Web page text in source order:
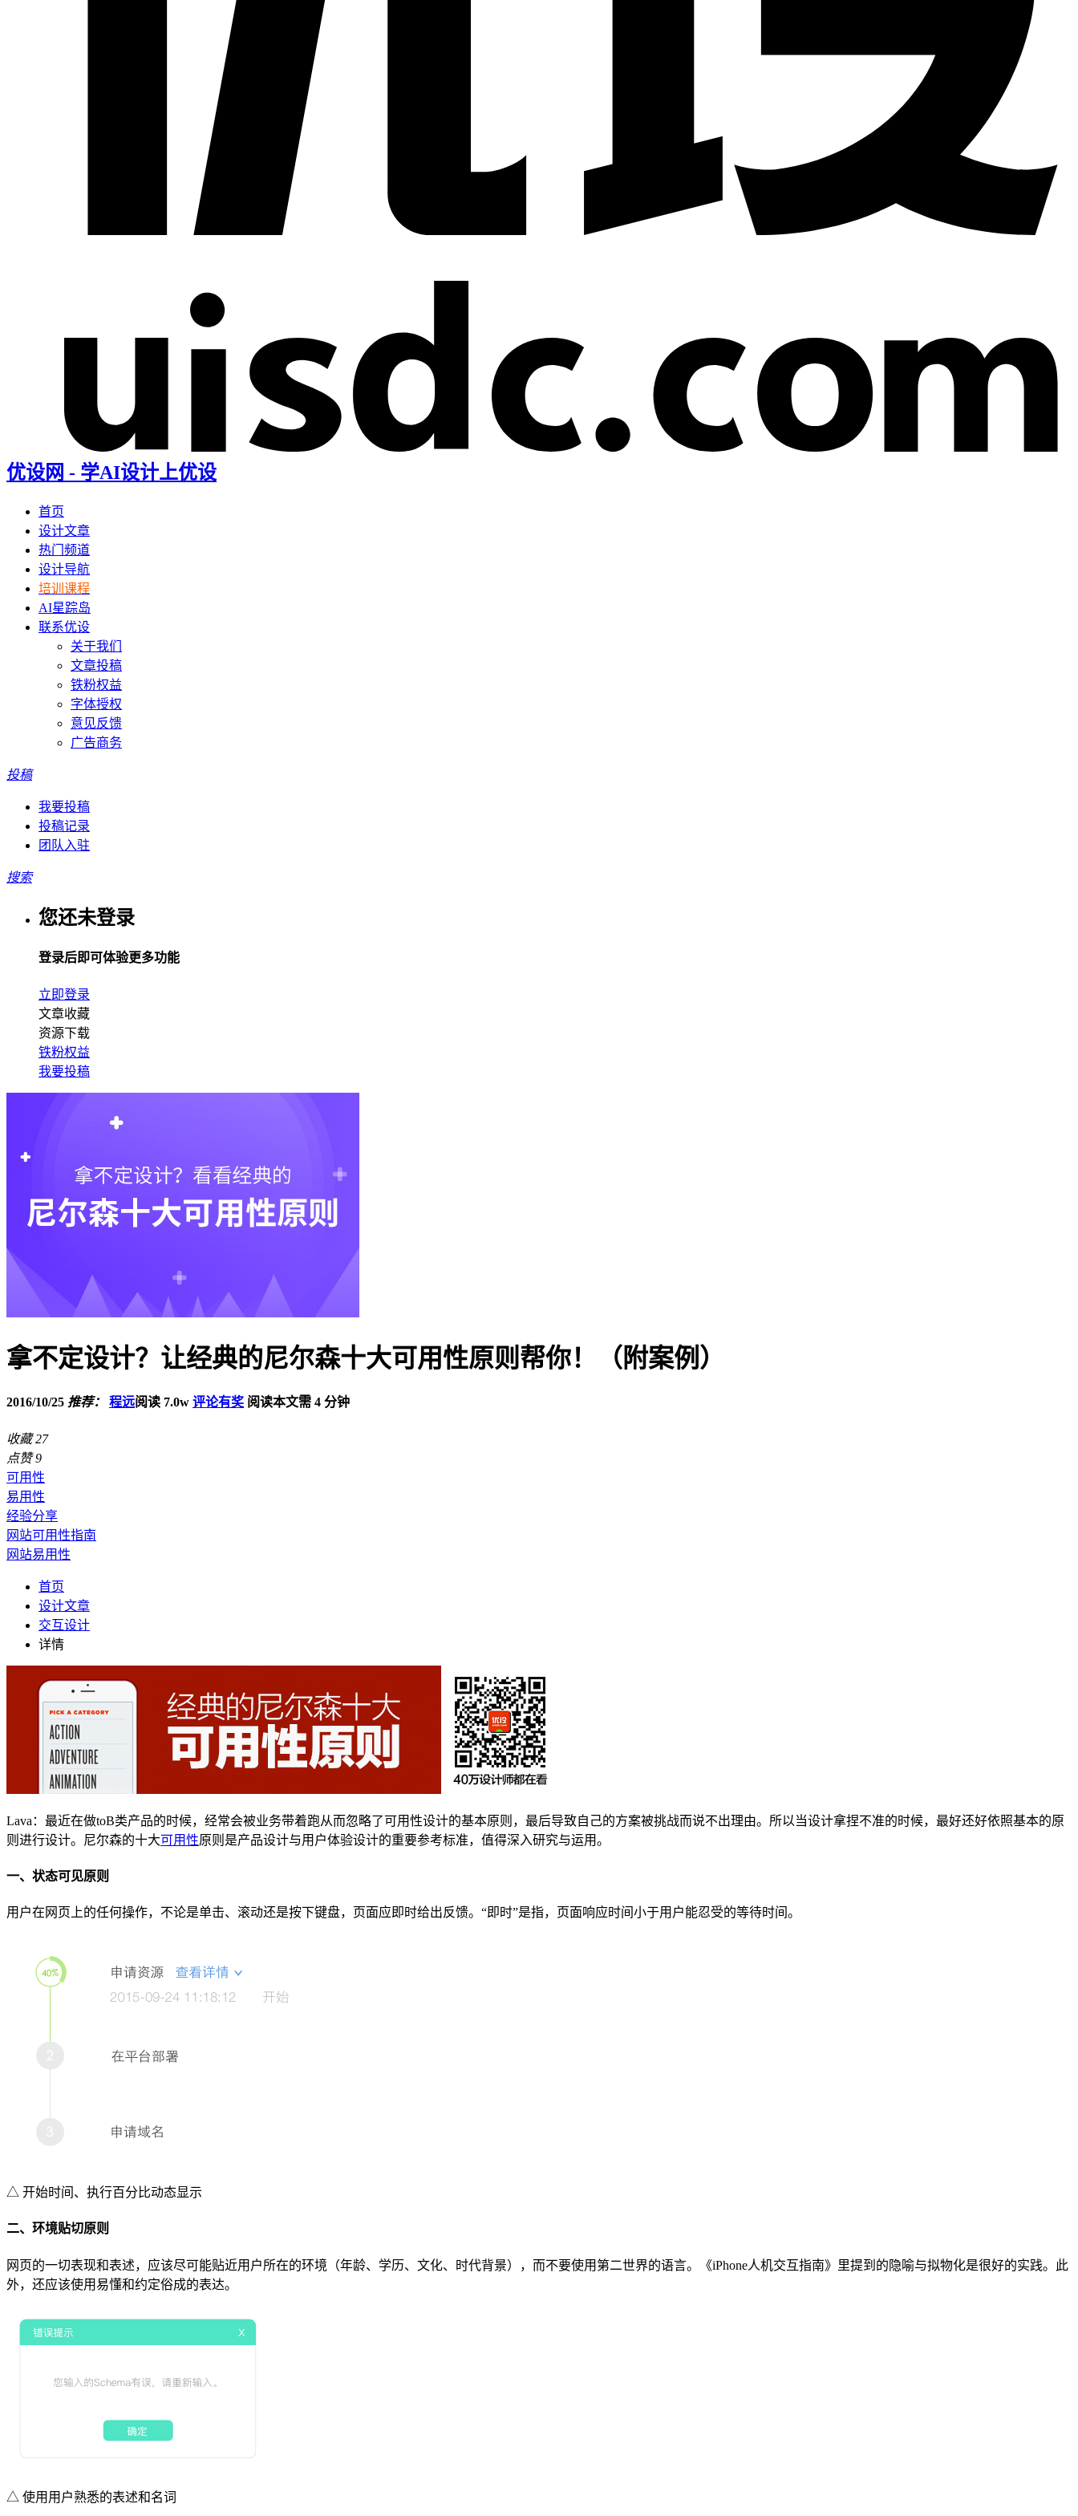
优设网 - 学AI设计上优设
首页
设计文章
热门频道
设计导航
培训课程
AI星踪岛
联系优设
关于我们
文章投稿
铁粉权益
字体授权
意见反馈
广告商务
投稿
我要投稿
投稿记录
团队入驻
搜索
您还未登录
登录后即可体验更多功能
立即登录
文章收藏
资源下载
铁粉权益
我要投稿
拿不定设计？让经典的尼尔森十大可用性原则帮你！（附案例）
2016/10/25 推荐： 程远阅读 7.0w 评论有奖 阅读本文需 4 分钟
收藏 27
点赞 9
可用性
易用性
经验分享
网站可用性指南
网站易用性
首页
设计文章
交互设计
详情
Lava：最近在做toB类产品的时候，经常会被业务带着跑从而忽略了可用性设计的基本原则，最后导致自己的方案被挑战而说不出理由。所以当设计拿捏不准的时候，最好还好依照基本的原
则进行设计。尼尔森的十大可用性原则是产品设计与用户体验设计的重要参考标准，值得深入研究与运用。
一、状态可见原则
用户在网页上的任何操作，不论是单击、滚动还是按下键盘，页面应即时给出反馈。“即时”是指，页面响应时间小于用户能忍受的等待时间。
△ 开始时间、执行百分比动态显示
二、环境贴切原则
网页的一切表现和表述，应该尽可能贴近用户所在的环境（年龄、学历、文化、时代背景），而不要使用第二世界的语言。《iPhone人机交互指南》里提到的隐喻与拟物化是很好的实践。此
外，还应该使用易懂和约定俗成的表达。
△ 使用用户熟悉的表述和名词